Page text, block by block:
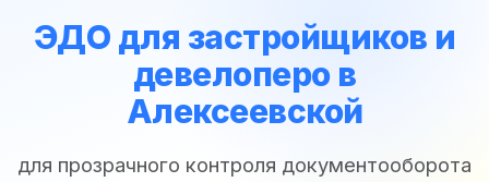
ЭДО для застройщиков и
девелоперо в
Алексеевской
для прозрачного контроля документооборота